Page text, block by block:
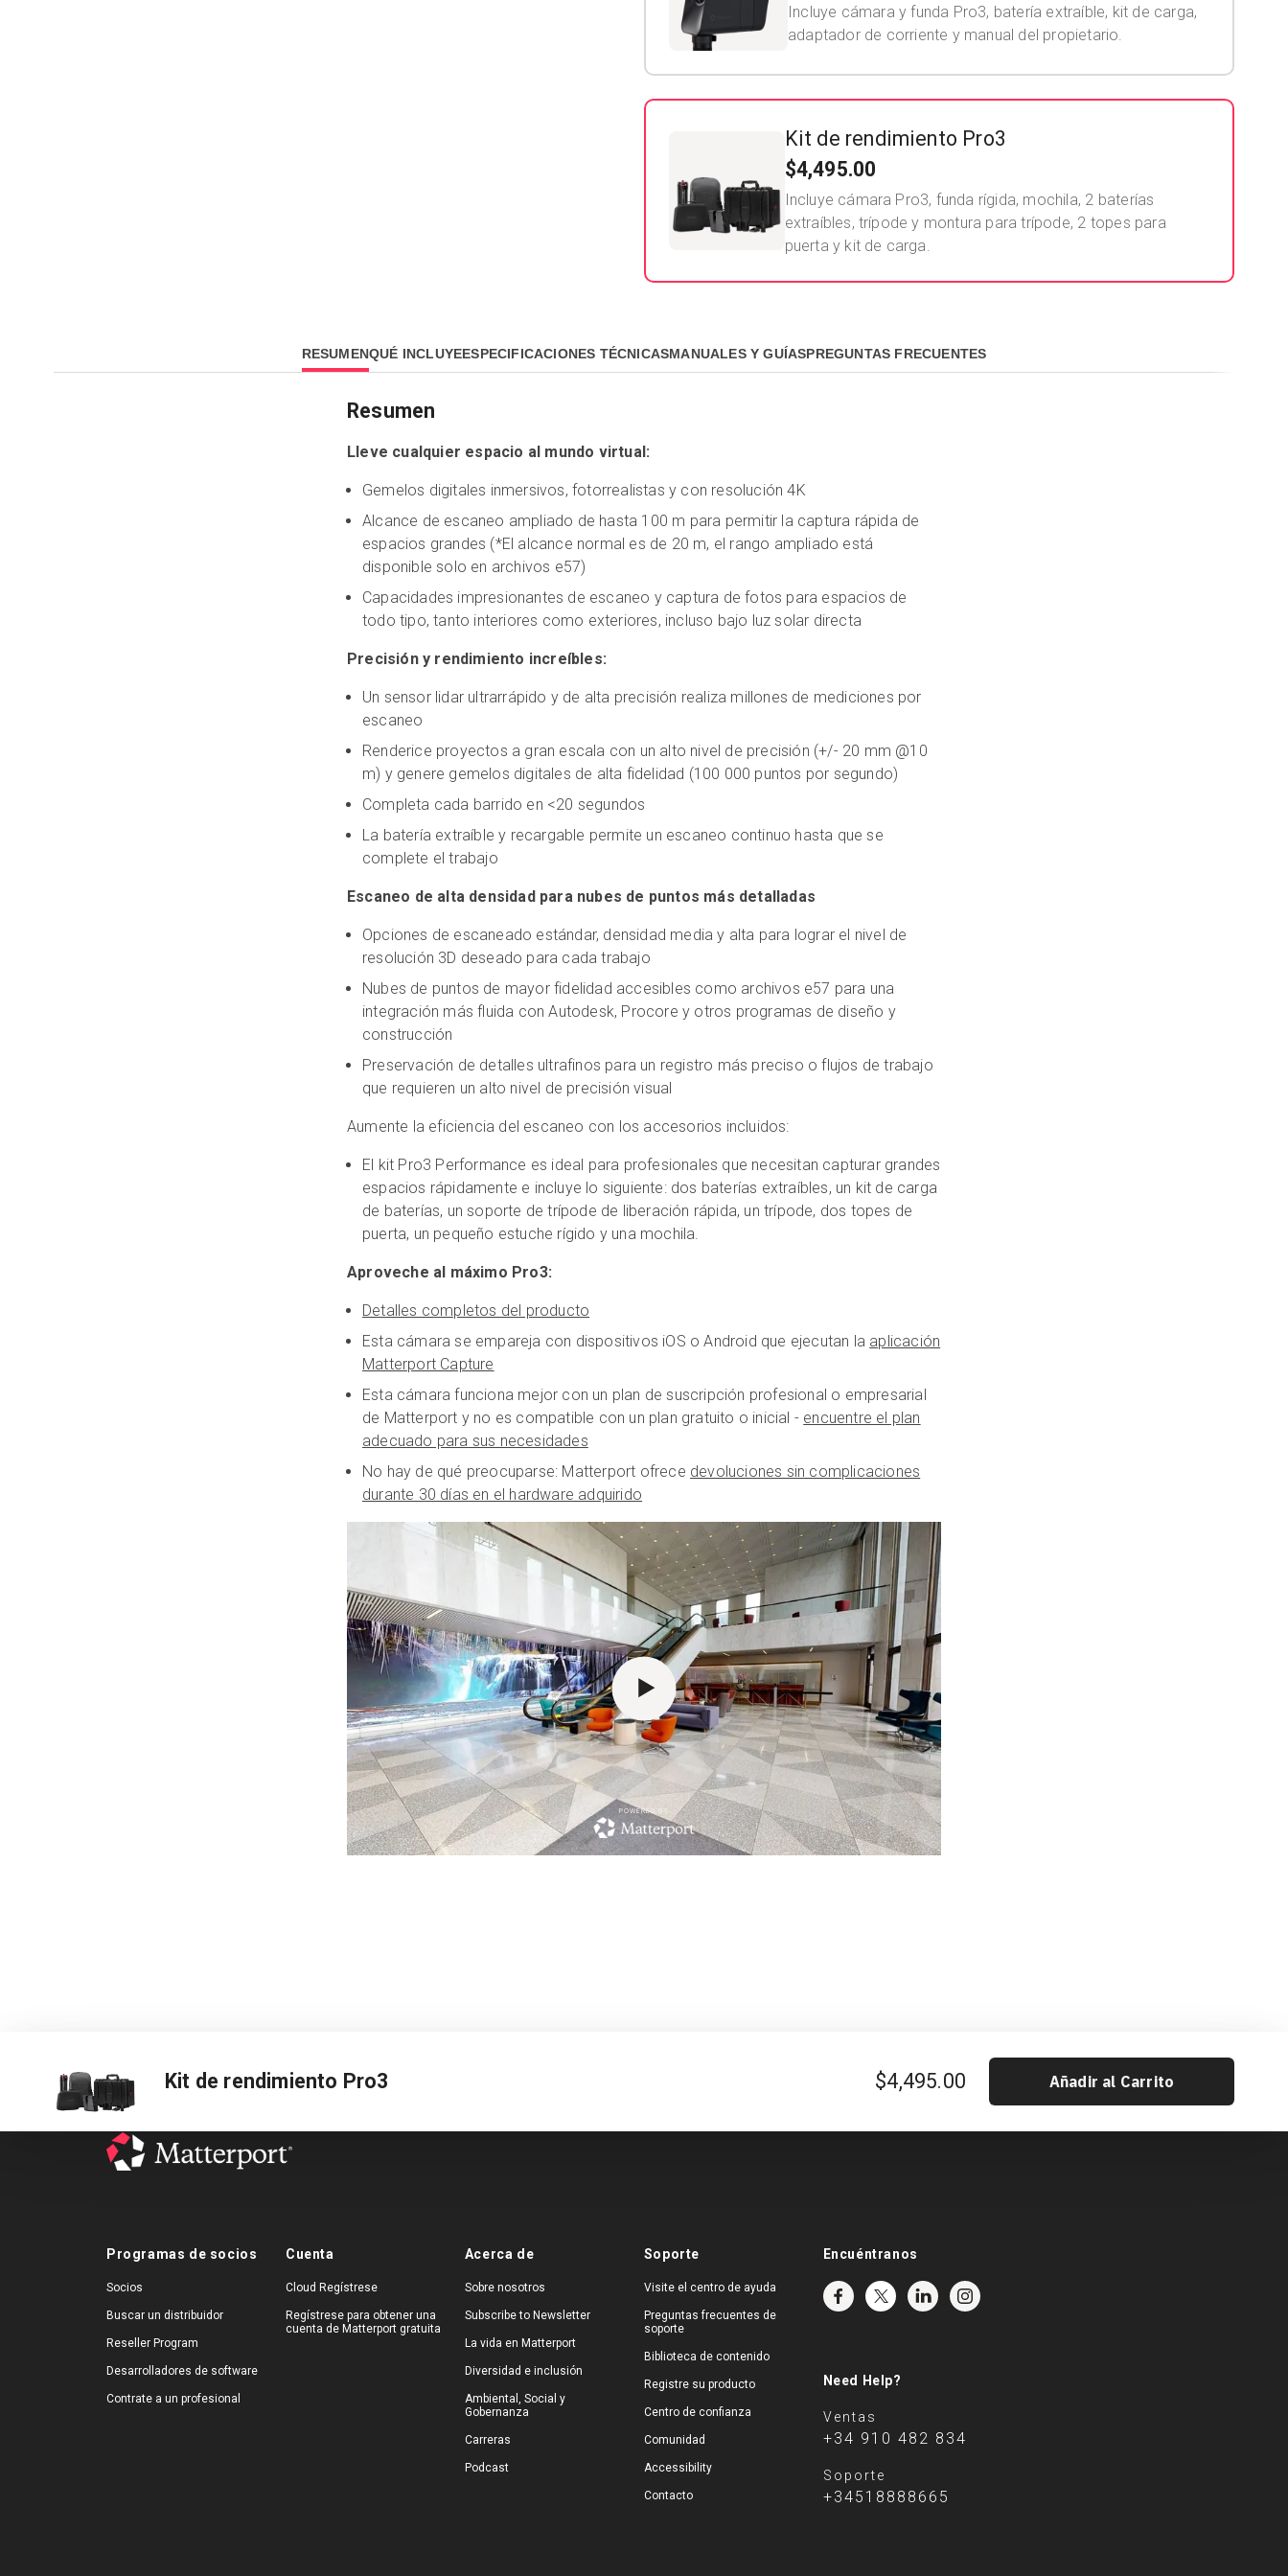
Incluye cámara y funda Pro3, batería extraíble, kit de carga,
adaptador de corriente y manual del propietario.
Kit de rendimiento Pro3
$4,495.00
Incluye cámara Pro3, funda rígida, mochila, 2 baterías
extraíbles, trípode y montura para trípode, 2 topes para
puerta y kit de carga.
RESUMENQUÉ INCLUYEESPECIFICACIONES TÉCNICASMANUALES Y GUÍASPREGUNTAS FRECUENTES
Resumen
Lleve cualquier espacio al mundo virtual:
Gemelos digitales inmersivos, fotorrealistas y con resolución 4K
Alcance de escaneo ampliado de hasta 100 m para permitir la captura rápida de
espacios grandes (*El alcance normal es de 20 m, el rango ampliado está
disponible solo en archivos e57)
Capacidades impresionantes de escaneo y captura de fotos para espacios de
todo tipo, tanto interiores como exteriores, incluso bajo luz solar directa
Precisión y rendimiento increíbles:
Un sensor lidar ultrarrápido y de alta precisión realiza millones de mediciones por
escaneo
Renderice proyectos a gran escala con un alto nivel de precisión (+/- 20 mm @10
m) y genere gemelos digitales de alta fidelidad (100 000 puntos por segundo)
Completa cada barrido en <20 segundos
La batería extraíble y recargable permite un escaneo continuo hasta que se
complete el trabajo
Escaneo de alta densidad para nubes de puntos más detalladas
Opciones de escaneado estándar, densidad media y alta para lograr el nivel de
resolución 3D deseado para cada trabajo
Nubes de puntos de mayor fidelidad accesibles como archivos e57 para una
integración más fluida con Autodesk, Procore y otros programas de diseño y
construcción
Preservación de detalles ultrafinos para un registro más preciso o flujos de trabajo
que requieren un alto nivel de precisión visual
Aumente la eficiencia del escaneo con los accesorios incluidos:
El kit Pro3 Performance es ideal para profesionales que necesitan capturar grandes
espacios rápidamente e incluye lo siguiente: dos baterías extraíbles, un kit de carga
de baterías, un soporte de trípode de liberación rápida, un trípode, dos topes de
puerta, un pequeño estuche rígido y una mochila.
Aproveche al máximo Pro3:
Detalles completos del producto
Esta cámara se empareja con dispositivos iOS o Android que ejecutan la aplicación
Matterport Capture
Esta cámara funciona mejor con un plan de suscripción profesional o empresarial
de Matterport y no es compatible con un plan gratuito o inicial - encuentre el plan
adecuado para sus necesidades
No hay de qué preocuparse: Matterport ofrece devoluciones sin complicaciones
durante 30 días en el hardware adquirido
POWERED BY
Kit de rendimiento Pro3 $4,495.00 Añadir al Carrito
Programas de socios
Socios
Buscar un distribuidor
Reseller Program
Desarrolladores de software
Contrate a un profesional
Cuenta
Cloud Regístrese
Regístrese para obtener una
cuenta de Matterport gratuita
Acerca de
Sobre nosotros
Subscribe to Newsletter
La vida en Matterport
Diversidad e inclusión
Ambiental, Social y
Gobernanza
Carreras
Podcast
Soporte
Visite el centro de ayuda
Preguntas frecuentes de
soporte
Biblioteca de contenido
Registre su producto
Centro de confianza
Comunidad
Accessibility
Contacto
Encuéntranos
Need Help?
Ventas
+34 910 482 834
Soporte
+34518888665